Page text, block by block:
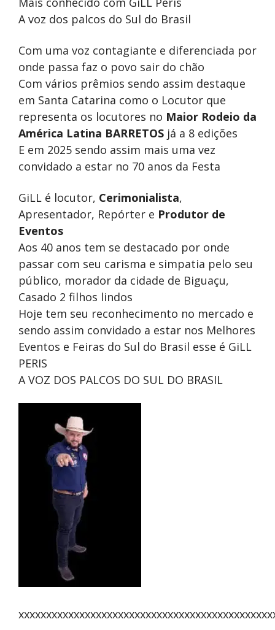
A voz dos palcos do Sul do Brasil
Com uma voz contagiante e diferenciada por
onde passa faz o povo sair do chão
Com vários prêmios sendo assim destaque
em Santa Catarina como o Locutor que
representa os locutores no Maior Rodeio da
América Latina BARRETOS já a 8 edições
E em 2025 sendo assim mais uma vez
convidado a estar no 70 anos da Festa
GiLL é locutor, Cerimonialista,
Apresentador, Repórter e Produtor de
Eventos
Aos 40 anos tem se destacado por onde
passar com seu carisma e simpatia pelo seu
público, morador da cidade de Biguaçu,
Casado 2 filhos lindos
Hoje tem seu reconhecimento no mercado e
sendo assim convidado a estar nos Melhores
Eventos e Feiras do Sul do Brasil esse é GiLL
PERIS
A VOZ DOS PALCOS DO SUL DO BRASIL